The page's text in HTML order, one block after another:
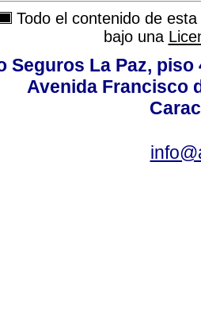
Todo el contenido de
bajo una
Seguros La Paz,
Avenida Francisco